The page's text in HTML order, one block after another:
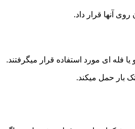
فله ای مورد استفاده قرار میگرفتند.